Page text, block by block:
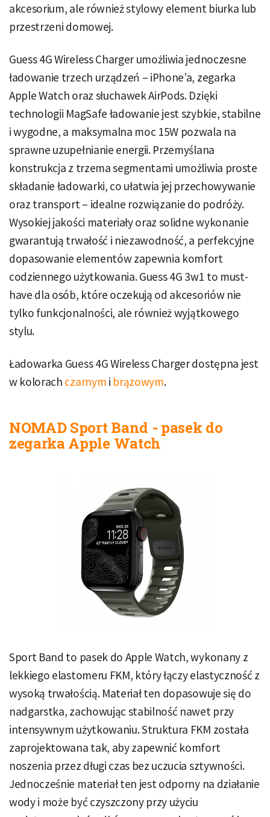
akcesorium, ale również stylowy element biurka lub
przestrzeni domowej.
Guess 4G Wireless Charger umożliwia jednoczesne
ładowanie trzech urządzeń – iPhone’a, zegarka
Apple Watch oraz słuchawek AirPods. Dzięki
technologii MagSafe ładowanie jest szybkie, stabilne
i wygodne, a maksymalna moc 15W pozwala na
sprawne uzupełnianie energii. Przemyślana
konstrukcja z trzema segmentami umożliwia proste
składanie ładowarki, co ułatwia jej przechowywanie
oraz transport – idealne rozwiązanie do podróży.
Wysokiej jakości materiały oraz solidne wykonanie
gwarantują trwałość i niezawodność, a perfekcyjne
dopasowanie elementów zapewnia komfort
codziennego użytkowania. Guess 4G 3w1 to must-
have dla osób, które oczekują od akcesoriów nie
tylko funkcjonalności, ale również wyjątkowego
stylu.
Ładowarka Guess 4G Wireless Charger dostępna jest
w kolorach czarnym i brązowym.
NOMAD Sport Band - pasek do
zegarka Apple Watch
Sport Band to pasek do Apple Watch, wykonany z
lekkiego elastomeru FKM, który łączy elastyczność z
wysoką trwałością. Materiał ten dopasowuje się do
nadgarstka, zachowując stabilność nawet przy
intensywnym użytkowaniu. Struktura FKM została
zaprojektowana tak, aby zapewnić komfort
noszenia przez długi czas bez uczucia sztywności.
Jednocześnie materiał ten jest odporny na działanie
wody i może być czyszczony przy użyciu